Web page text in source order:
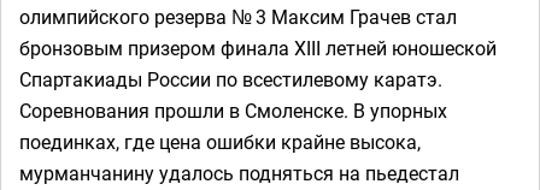
олимпийского резерва № 3 Максим Грачев стал
бронзовым призером финала XIII летней юношеской
Спартакиады России по всестилевому каратэ.
Соревнования прошли в Смоленске. В упорных
поединках, где цена ошибки крайне высока,
мурманчанину удалось подняться на пьедестал